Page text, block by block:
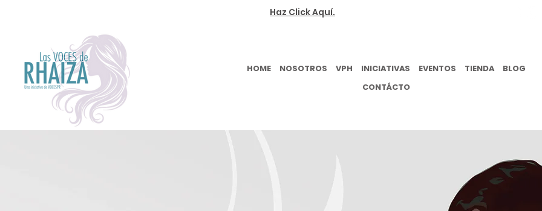
Haz Click Aquí.
HOME NOSOTROS VPH INICIATIVAS EVENTOS TIENDA
BLOG
CONTÁCTO